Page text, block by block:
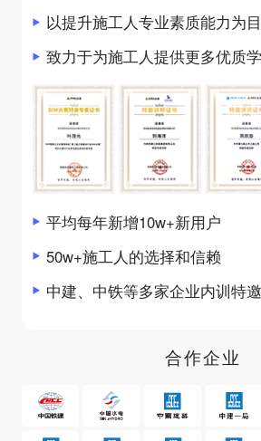
以提升施工人专业素质能力为
致力于为施工人提供更多优质
平均每年新增10w+新用户
50w+施工人的选择和信赖
中建、中铁等多家企业内训特邀
合作企业